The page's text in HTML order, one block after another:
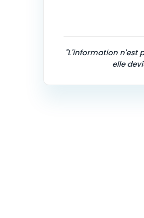
"L'information n'est
elle